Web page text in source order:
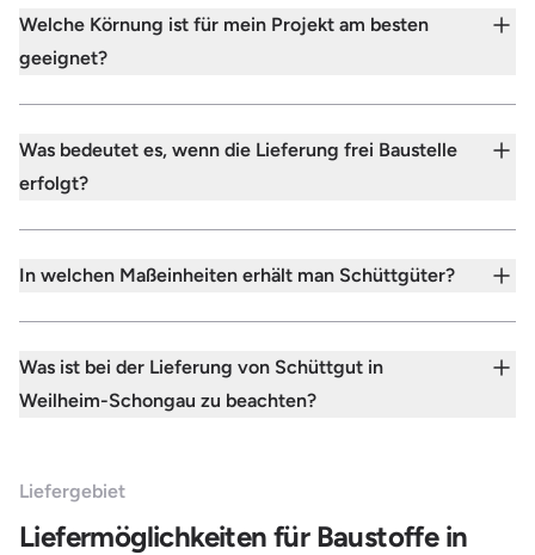
Welche Körnung ist für mein Projekt am besten
geeignet?
Was bedeutet es, wenn die Lieferung frei Baustelle
erfolgt?
In welchen Maßeinheiten erhält man Schüttgüter?
Was ist bei der Lieferung von Schüttgut in
Weilheim-Schongau zu beachten?
Liefergebiet
Liefermöglichkeiten für Baustoffe in